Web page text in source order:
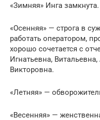
«Зимняя» Инга замкнута.
«Осенняя» — строга в
работать оператором,
хорошо сочетается с
Игнатьевна,
Викторовна.
«Летняя» —
«Весенняя» —